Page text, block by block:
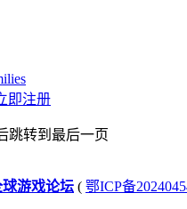
即注册
跳转到最后一页
球游戏论坛 ( 鄂ICP备